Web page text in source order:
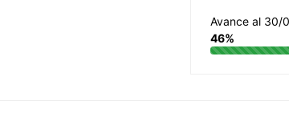
Avance al 30/
46%